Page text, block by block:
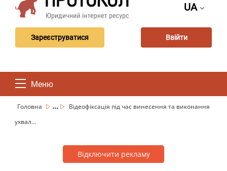
UA
Зареєструватися Ввійти
Меню
Головна ...
Відеофіксація під час винесення та виконання
ухвал...
Відключити рекламу